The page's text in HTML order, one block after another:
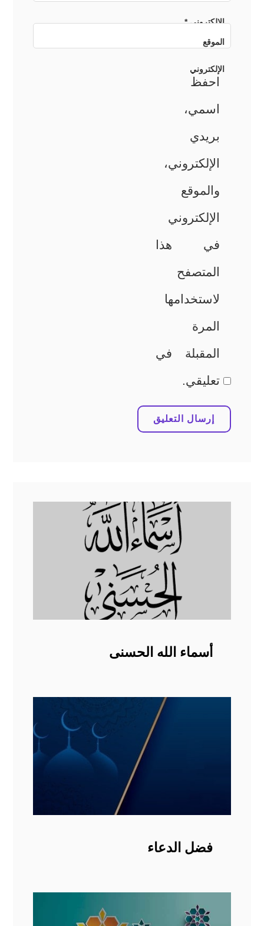
الإلكتروني*
الموقع
الإلكتروني
احفظ
اسمي،
بريدي
الإلكتروني،
والموقع
الإلكتروني
في هذا
المتصفح
لاستخدامها
المرة
المقبلة في
تعليقي.
أسماء الله الحسنى
فضل الدعاء